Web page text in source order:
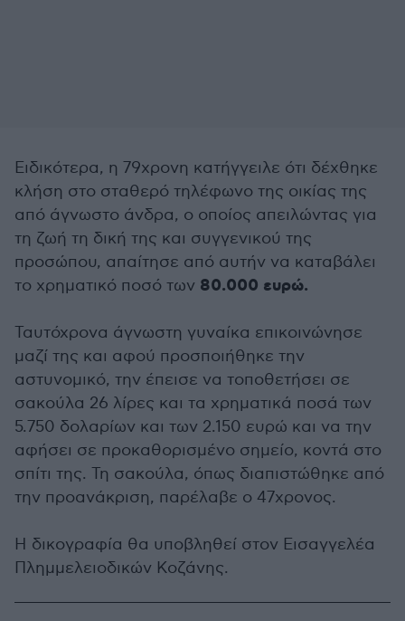
Ειδικότερα, η 79χρονη κατήγγειλε ότι δέχθηκε
κλήση στο σταθερό τηλέφωνο της οικίας της
από άγνωστο άνδρα, ο οποίος απειλώντας για
τη ζωή τη δική της και συγγενικού της
προσώπου, απαίτησε από αυτήν να καταβάλει
το χρηματικό ποσό των 80.000 ευρώ.
Ταυτόχρονα άγνωστη γυναίκα επικοινώνησε
μαζί της και αφού προσποιήθηκε την
αστυνομικό, την έπεισε να τοποθετήσει σε
σακούλα 26 λίρες και τα χρηματικά ποσά των
5.750 δολαρίων και των 2.150 ευρώ και να την
αφήσει σε προκαθορισμένο σημείο, κοντά στο
σπίτι της. Τη σακούλα, όπως διαπιστώθηκε από
την προανάκριση, παρέλαβε ο 47χρονος.
Η δικογραφία θα υποβληθεί στον Εισαγγελέα
Πλημμελειοδικών Κοζάνης.